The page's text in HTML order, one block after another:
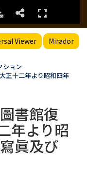
Viewer Mirador
ション
正十二年より昭和四年
書館復
年より昭
眞及び